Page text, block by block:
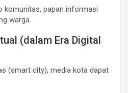
komunitas, papan informasi
warga.
(dalam Era Digital
(smart city), media kota dapat